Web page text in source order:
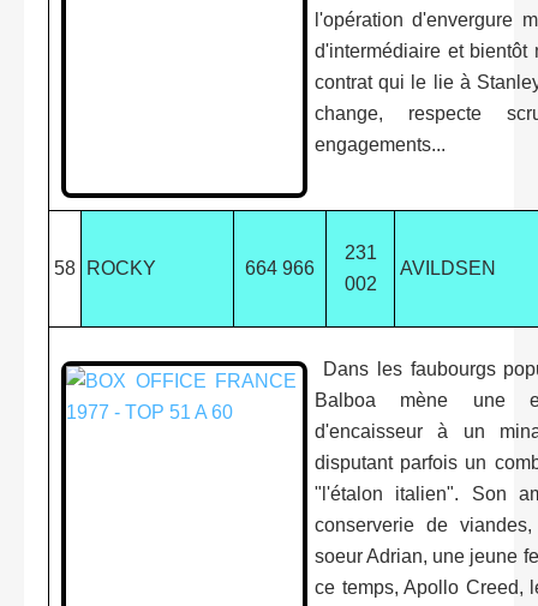
l'opération d'envergure
d'intermédiaire et
contrat qui le lie à
change, respecte
engagements...
58 ROCKY 664 966
231
002
AVILDSEN
Dans les faubourgs
Balboa mène une
d'encaisseur à un
disputant parfois un
"l'étalon italien". Son
conserverie de
soeur Adrian, une jeune
ce temps, Apollo Creed,